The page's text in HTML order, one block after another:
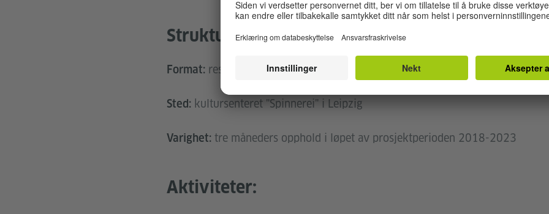
Struktur og forløp:
Format: residensprogram
Sted: kultursenteret "Spinnerei" i Leipzig
Varighet: tre måneders opphold i løpet av prosjektperioden 2018-2023
Aktiviteter: